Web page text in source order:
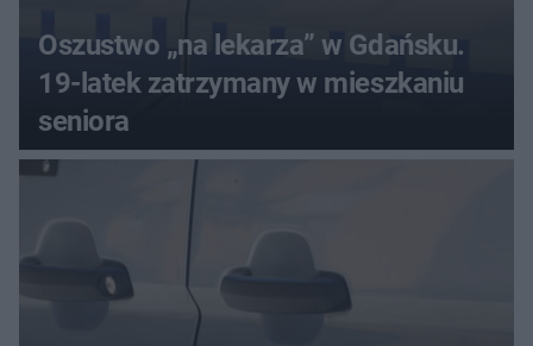
Oszustwo „na lekarza” w Gdańsku.
19-latek zatrzymany w mieszkaniu
seniora